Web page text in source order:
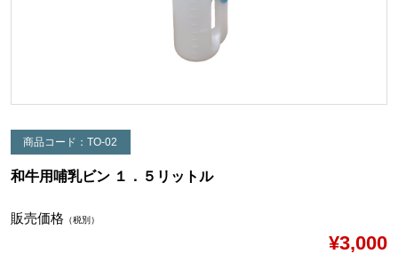
商品コード：TO-02
和牛用哺乳ビン １．５リットル
販売価格 （税別）
¥3,000